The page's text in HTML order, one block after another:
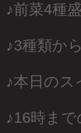
♪前菜4種
♪3種類か
♪本日のス
♪16時ま